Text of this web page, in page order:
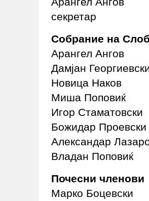
секретар
Собрание на
Арангел Ангов
Дамјан
Новица Наков
Миша Поповиќ
Игор Стаматовски
Божидар Проевски
Александар
Владан Поповиќ
Почесни членови
Марко Боцевски